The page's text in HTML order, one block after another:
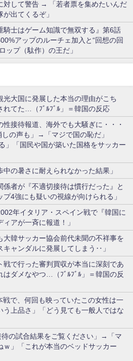
対して警告 → 「若者票を集めたいんだ
出てくるぞ」
騎士はゲーム知識で無双する』第6話
アップのルーチェ加入と“回想の回
ップ（駄作）の王だ」
光大国に発展した本当の理由がこち
てた…（ﾌﾞﾙﾌﾞﾙ」＝韓国の反応
接待報道、海外でも大騒ぎに・・・
の声も」→「マジで国の恥だ」
」「国民や国が築いた国格をサッカー
の暑さに耐えられなかった結果」
者が『不適切接待は慣行だった』と
4強にも疑いの視線が向けられる」
年イタリア・スペイン戦で『韓国に
アが一斉に報道！」
大韓サッカー協会前代未聞の不祥事を
ャンダルに発展してしまう‥」
戦で行った審判買収が本当に深刻であ
ダメなやつ…（ﾌﾞﾙﾌﾞﾙ」＝韓国の反
で、何回も映っていたこの女性は一
上品さ」「どう見ても一般人ではな
待の試合結果をご覧ください」→「マ
ｗ」「これが本当のベッドサッカー